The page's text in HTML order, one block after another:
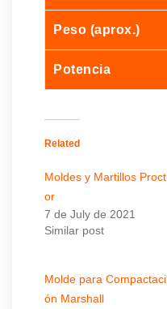
Peso (aprox.)
Potencia
Related
Moldes y Martillos Proct
or
7 de July de 2021
Similar post
Molde para Compactaci
ón Marshall